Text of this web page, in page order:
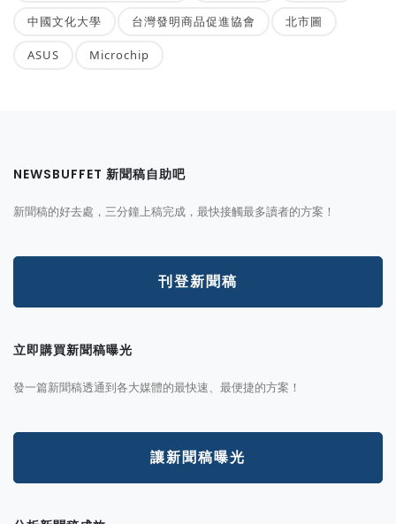
中國文化大學 台灣發明商品促進協會 北市圖
ASUS Microchip
NEWSBUFFET 新聞稿自助吧
新聞稿的好去處，三分鐘上稿完成，最快接觸最多讀者的方案！
刊登新聞稿
立即購買新聞稿曝光
發一篇新聞稿透通到各大媒體的最快速、最便捷的方案！
讓新聞稿曝光